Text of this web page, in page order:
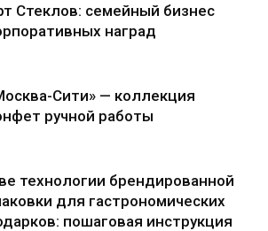
Стеклов: семейный бизнес
наград
Сити» — коллекция
ручной работы
технологии брендированной
для гастрономических
пошаговая инструкция